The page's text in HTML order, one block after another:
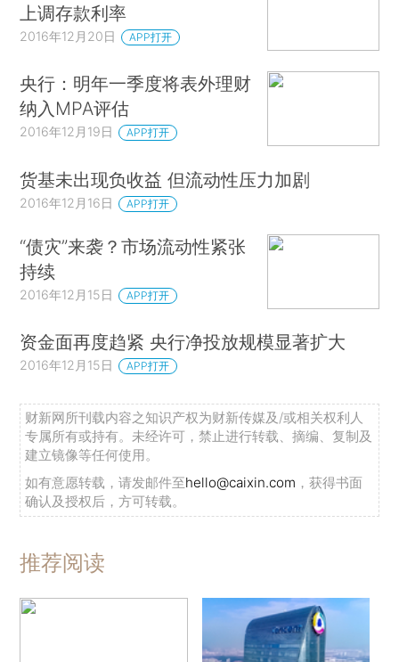
上调存款利率
2016年12月20日 APP打开
央行：明年一季度将表外理财
纳入MPA评估
2016年12月19日 APP打开
货基未出现负收益 但流动性压力加剧
2016年12月16日 APP打开
“债灾”来袭？市场流动性紧张
持续
2016年12月15日 APP打开
资金面再度趋紧 央行净投放规模显著扩大
2016年12月15日 APP打开
财新网所刊载内容之知识产权为财新传媒及/或相关权利人
专属所有或持有。未经许可，禁止进行转载、摘编、复制及
建立镜像等任何使用。
如有意愿转载，请发邮件至hello@caixin.com ，获得书面
确认及授权后，方可转载。
推荐阅读